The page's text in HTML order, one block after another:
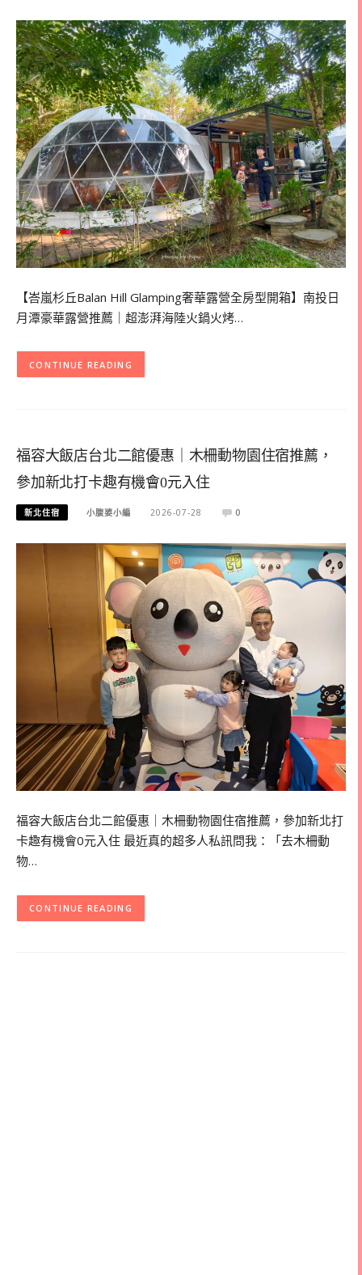
【峇嵐杉丘Balan Hill Glamping奢華露營全房型開箱】南投日
月潭豪華露營推薦｜超澎湃海陸火鍋火烤…
CONTINUE READING
福容大飯店台北二館優惠｜木柵動物園住宿推薦，
參加新北打卡趣有機會0元入住
新北住宿 小腹婆小編 2026-07-28 0
福容大飯店台北二館優惠｜木柵動物園住宿推薦，參加新北打
卡趣有機會0元入住 最近真的超多人私訊問我：「去木柵動
物…
CONTINUE READING